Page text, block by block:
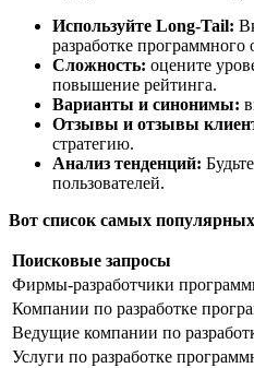
Используйте Long-Tail:
разработке
Сложность: оцените
повышение рейтинга.
Варианты и синонимы:
Отзывы и отзывы
стратегию.
Анализ тенденций:
пользователей.
Вот список самых
Поисковые запросы
Фирмы-разработчики
Компании по разработке
Ведущие компании по
Услуги по разработке